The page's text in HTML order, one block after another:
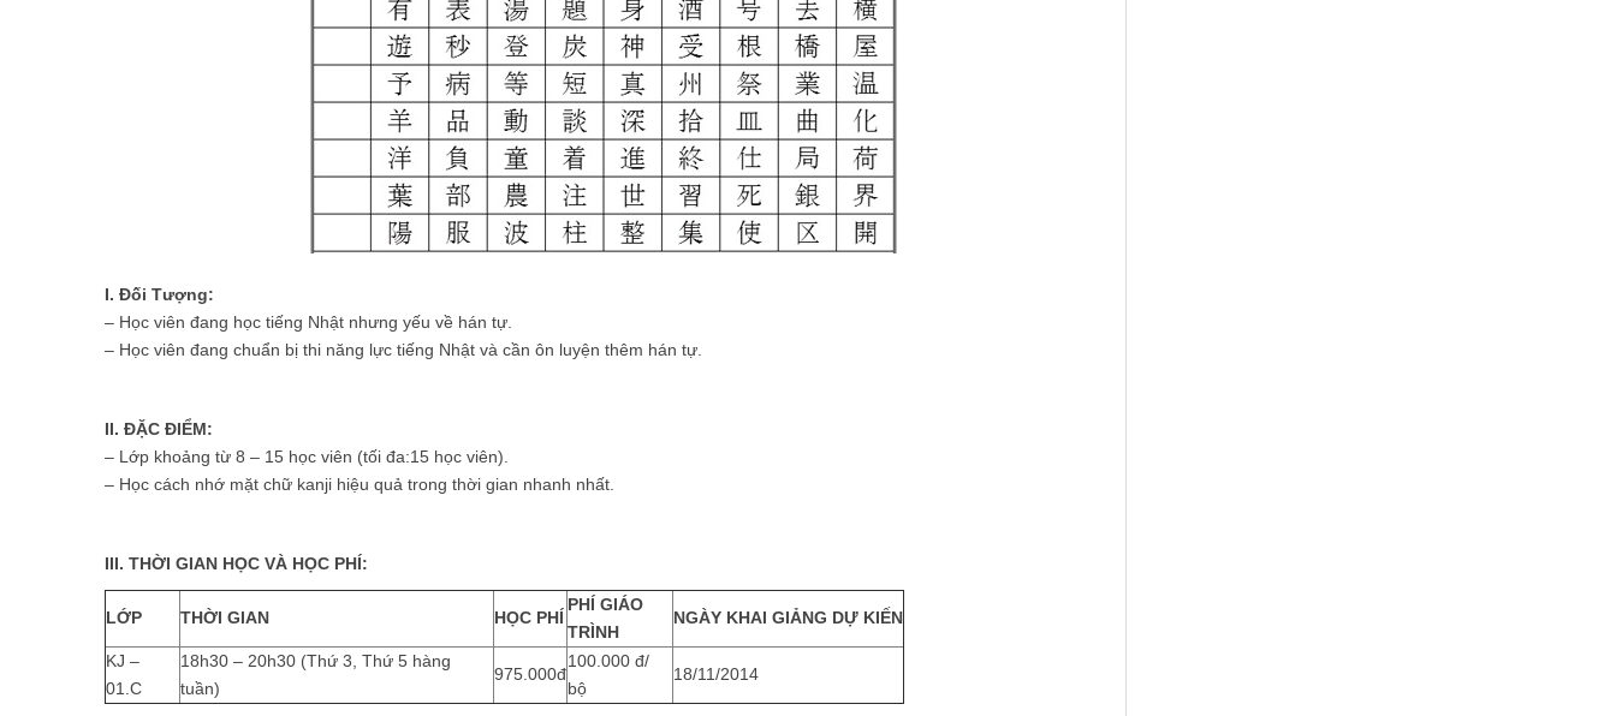
I. Đối Tượng:
– Học viên đang học tiếng Nhật nhưng yếu về hán tự.
– Học viên đang chuẩn bị thi năng lực tiếng Nhật và cần ôn luyện thêm hán tự.
II. ĐẶC ĐIỂM:
– Lớp khoảng từ 8 – 15 học viên (tối đa:15 học viên).
– Học cách nhớ mặt chữ kanji hiệu quả trong thời gian nhanh nhất.
III. THỜI GIAN HỌC VÀ HỌC PHÍ:
LỚP THỜI GIAN HỌC PHÍ
PHÍ GIÁO
TRÌNH
NGÀY KHAI GIẢNG DỰ KIẾN
KJ –
01.C
18h30 – 20h30 (Thứ 3, Thứ 5 hàng
tuần)
975.000đ
100.000 đ/
bộ
18/11/2014